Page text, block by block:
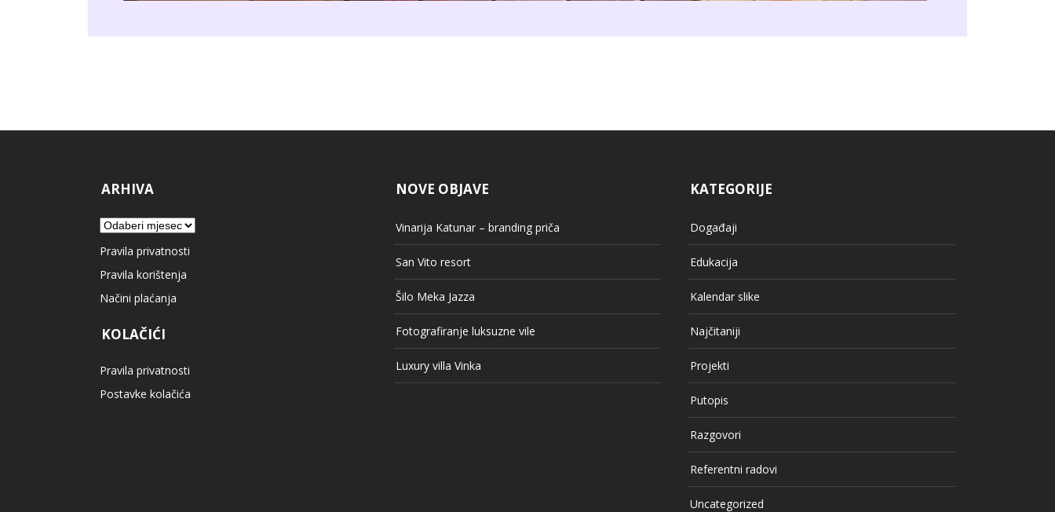
ARHIVA
Arhiva
Pravila privatnosti
Pravila korištenja
Načini plaćanja
KOLAČIĆI
Pravila privatnosti
Postavke kolačića
NOVE OBJAVE
Vinarija Katunar – branding priča
San Vito resort
Šilo Meka Jazza
Fotografiranje luksuzne vile
Luxury villa Vinka
KATEGORIJE
Događaji
Edukacija
Kalendar slike
Najčitaniji
Projekti
Putopis
Razgovori
Referentni radovi
Uncategorized